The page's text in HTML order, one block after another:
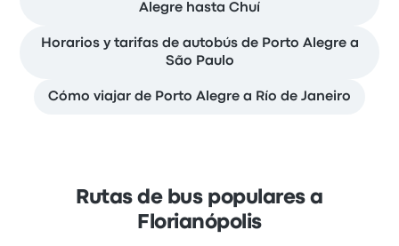
Alegre hasta Chuí
Horarios y tarifas de autobús de Porto Alegre a
São Paulo
Cómo viajar de Porto Alegre a Río de Janeiro
Rutas de bus populares a
Florianópolis